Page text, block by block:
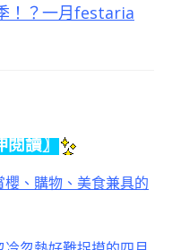
！？一月festaria
讀〗
、購物、美食兼具的